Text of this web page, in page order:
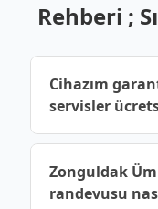
Rehberi ;
Cihazım
servisler
Üretici garantisi
servis
Zonguldak
randevusu